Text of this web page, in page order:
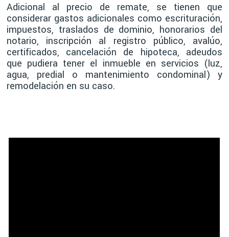
Adicional al precio de remate, se tienen que
considerar gastos adicionales como escrituración,
impuestos, traslados de dominio, honorarios del
notario, inscripción al registro público, avalúo,
certificados, cancelación de hipoteca, adeudos
que pudiera tener el inmueble en servicios (luz,
agua, predial o mantenimiento condominal) y
remodelación en su caso.